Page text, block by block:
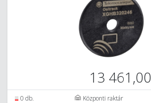
13
0 db.
Központi raktár